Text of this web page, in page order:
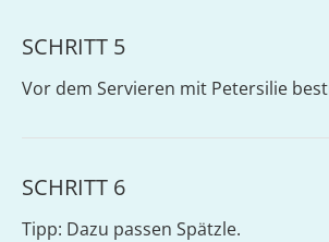
SCHRITT 5
Vor dem Servieren mit Petersilie
SCHRITT 6
Tipp: Dazu passen Spätzle.